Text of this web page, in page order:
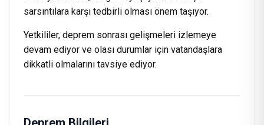
sarsıntılara karşı tedbirli olması önem taşıyor.
Yetkililer, deprem sonrası gelişmeleri izlemeye
devam ediyor ve olası durumlar için vatandaşlara
dikkatli olmalarını tavsiye ediyor.